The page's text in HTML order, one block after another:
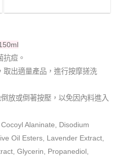
抗痘。
取出適量產品，進行按摩搓洗
放或倒著按壓，以免因內料進入
Alaninate, Disodium
Oil Esters, Lavender Extract,
Glycerin, Propanediol,